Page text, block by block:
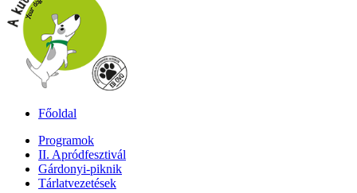
Főoldal
Programok
II. Apródfesztivál
Gárdonyi-piknik
Tárlatvezetések